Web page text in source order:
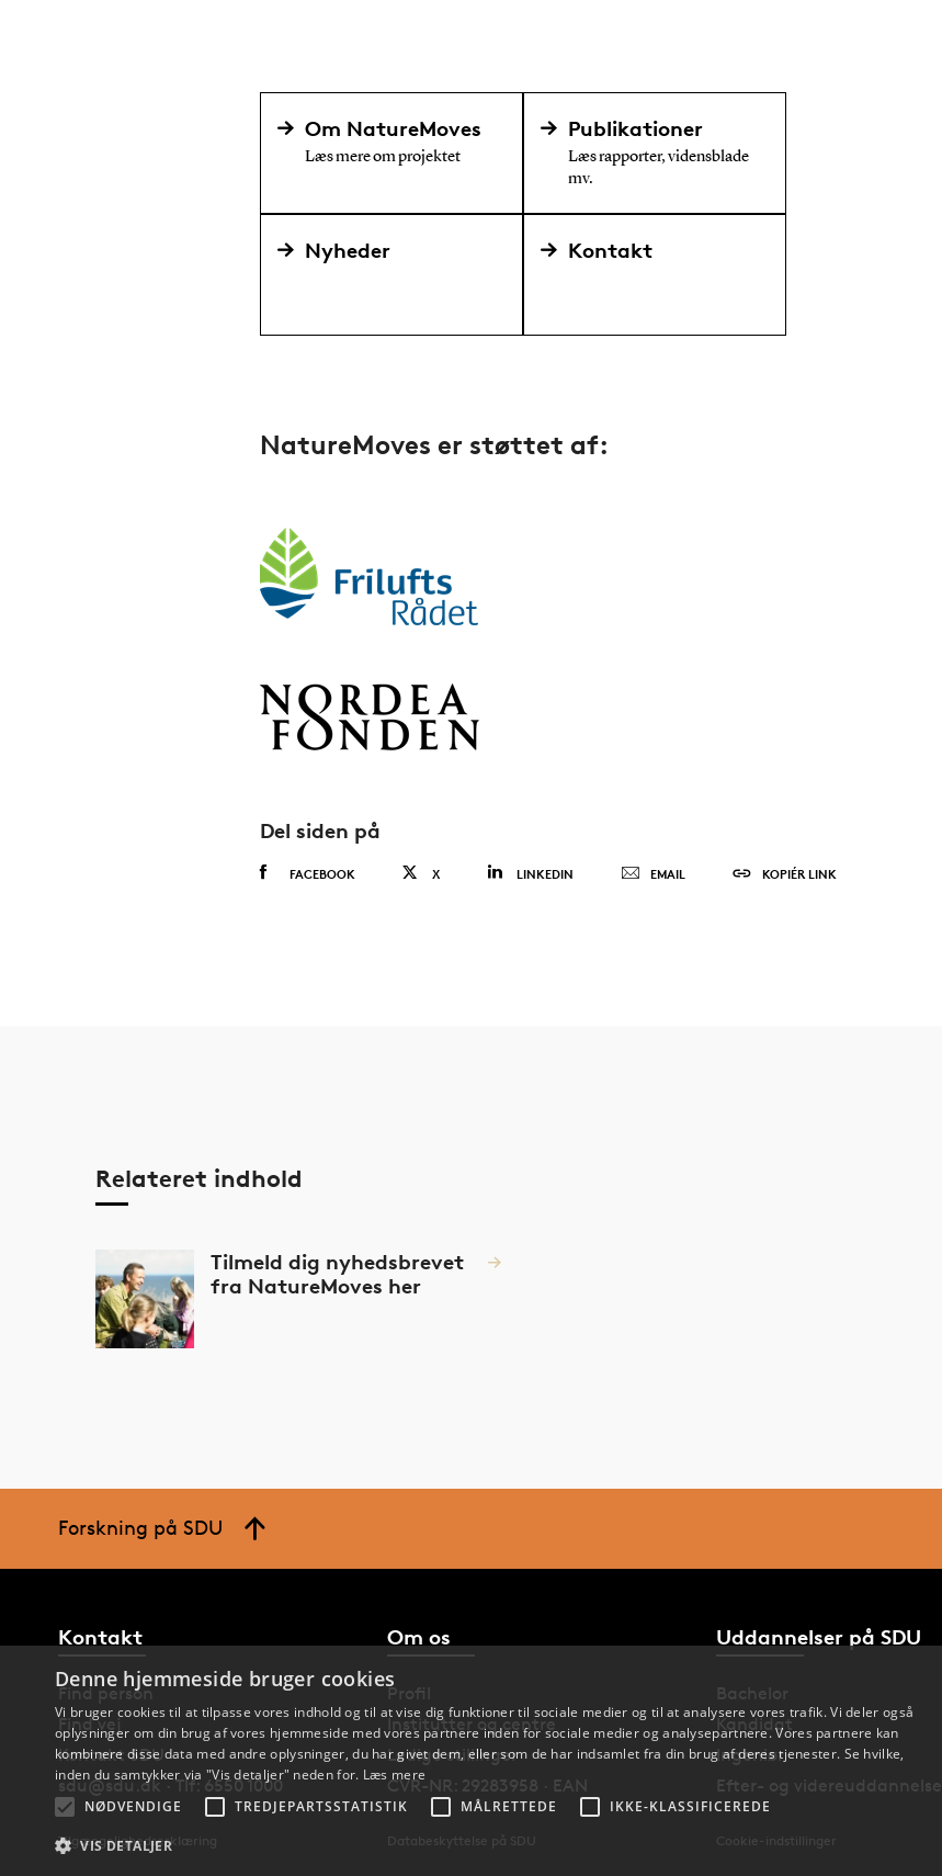
Om NatureMoves
Læs mere om projektet
Publikationer
Læs rapporter, vidensblade
mv.
Nyheder Kontakt
NatureMoves er støttet af:
Del siden på
FACEBOOK X LINKEDIN EMAIL KOPIÉR LINK
Relateret indhold
Tilmeld dig nyhedsbrevet
fra NatureMoves her
Forskning på SDU
Kontakt
Find person
Find vej
Kontakt SDU
sdu@sdu.dk · Tlf: 6550 1000
Om os
Profil
Institutter og centre
Ledige stillinger
CVR-NR: 29283958 · EAN
Uddannelser på SDU
Bachelor
Kandidat
Ingeniør
Efter- og videreuddannelse
Tilgængelighedserklæring Databeskyttelse på SDU Cookie-indstillinger
Denne hjemmeside bruger cookies
Vi bruger cookies til at tilpasse vores indhold og til at vise dig funktioner til sociale medier og til at analysere vores trafik. Vi deler også
oplysninger om din brug af vores hjemmeside med vores partnere inden for sociale medier og analysepartnere. Vores partnere kan
kombinere disse data med andre oplysninger, du har givet dem, eller som de har indsamlet fra din brug af deres tjenester. Se hvilke,
inden du samtykker via "Vis detaljer" neden for. Læs mere
NØDVENDIGE
TREDJEPARTSSTATISTIK MÅLRETTEDE IKKE-KLASSIFICEREDE
VIS DETALJER